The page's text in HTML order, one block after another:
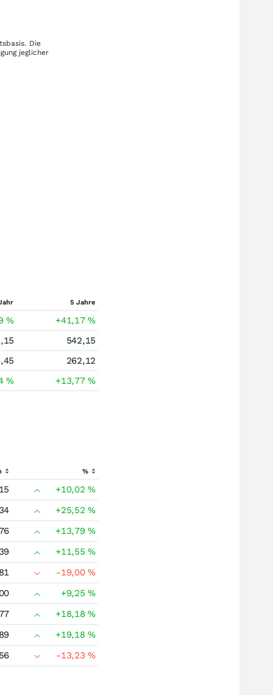
Die
jeglicher
5 Jahre
% +41,17%
542,15
262,12
% +13,77%
%
+10,02%
+25,52%
+13,79%
+11,55%
-19,00%
+9,25%
+18,18%
+19,18%
-13,23%